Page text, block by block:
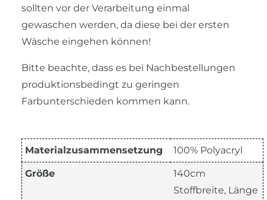
sollten vor der Verarbeitung einmal
gewaschen werden, da diese bei der ersten
Wäsche eingehen können!
Bitte beachte, dass es bei Nachbestellungen
produktionsbedingt zu geringen
Farbunterschieden kommen kann.
Materialzusammensetzung 100% Polyacryl
Größe
140cm
Stoffbreite, Länge